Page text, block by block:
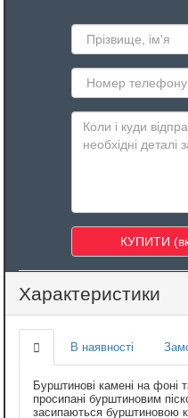
Характеристики
В наявності
Бурштинові камені на фоні
просипані бурштиновим
засипаються бурштиновою